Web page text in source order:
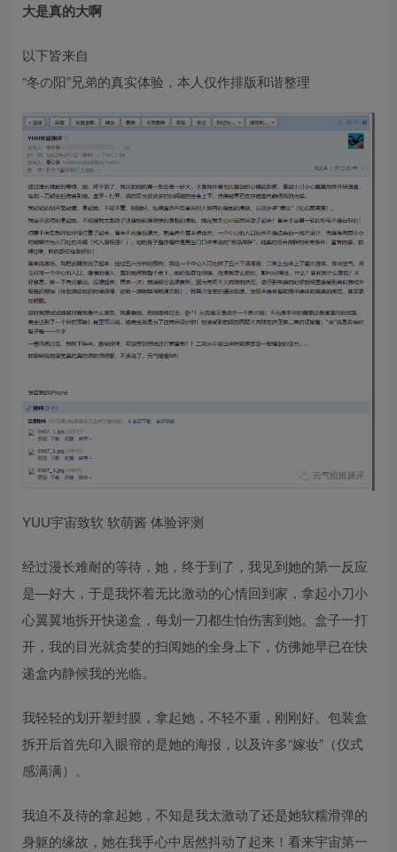
大是真的大啊
以下皆来自
“冬の阳”兄弟的真实体验，本人仅作排版和谐整理
YUU宇宙致软 软萌酱 体验评测
经过漫长难耐的等待，她，终于到了，我见到她的第一反应
是—好大，于是我怀着无比激动的心情回到家，拿起小刀小
心翼翼地拆开快递盒，每划一刀都生怕伤害到她。盒子一打
开，我的目光就贪婪的扫阅她的全身上下，仿佛她早已在快
递盒内静候我的光临。
我轻轻的划开塑封膜，拿起她，不轻不重，刚刚好。包装盒
拆开后首先印入眼帘的是她的海报，以及许多“嫁妆”（仪式
感满满）。
我迫不及待的拿起她，不知是我太激动了还是她软糯滑弹的
身躯的缘故，她在我手心中居然抖动了起来！看来宇宙第一